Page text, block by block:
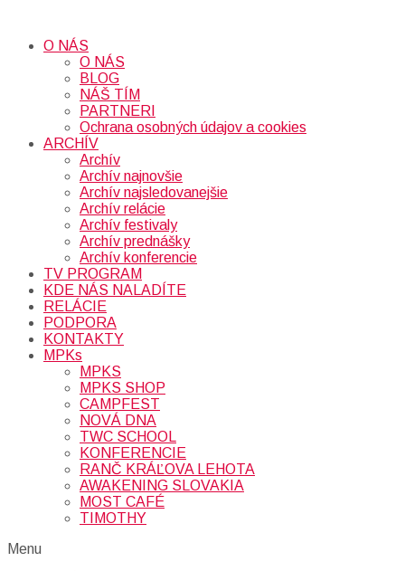
O NÁS
O NÁS
BLOG
NÁŠ TÍM
PARTNERI
Ochrana osobných údajov a cookies
ARCHÍV
Archív
Archív najnovšie
Archív najsledovanejšie
Archív relácie
Archív festivaly
Archív prednášky
Archív konferencie
TV PROGRAM
KDE NÁS NALADÍTE
RELÁCIE
PODPORA
KONTAKTY
MPKs
MPKS
MPKS SHOP
CAMPFEST
NOVÁ DNA
TWC SCHOOL
KONFERENCIE
RANČ KRÁĽOVA LEHOTA
AWAKENING SLOVAKIA
MOST CAFÉ
TIMOTHY
Menu